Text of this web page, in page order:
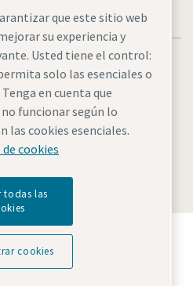
cookiesAccesibilidad
Group impulsa la
el futuro.
Group
que este sitio web
su experiencia y
Usted tiene el control:
solo las esenciales o
en cuenta que
funcionar según lo
las cookies esenciales.
cookies
todas las
cookies